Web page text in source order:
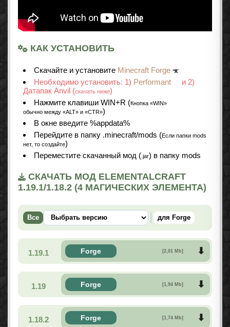
КАК УСТАНОВИТЬ
Cкачайте и установите Minecraft Forge
Необходимо установить: 1) Performant
и 2)
Датапак Anvil (скачать ниже)
Нажмите клавиши WIN+R (Кнопка «WIN»
обычно между «ALT» и «CTR»)
В окне введите %appdata%
Перейдите в папку .minecraft/mods (Если папки mods
нет, то создайте)
Переместите скачанный мод ( .jar) в папку mods
СКАЧАТЬ МОД ELEMENTALCRAFT
1.19.1/1.18.2 (4 МАГИЧЕСКИХ ЭЛЕМЕНТА)
Все для Forge
1.19.1 Forge [2,01 Mb]
1.19 Forge [1,94 Mb]
1.18.2 Forge [1,74 Mb]